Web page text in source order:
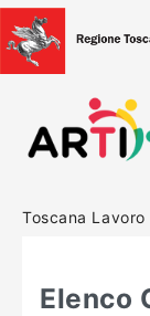
HOME
Toscana Lavoro
Elenco